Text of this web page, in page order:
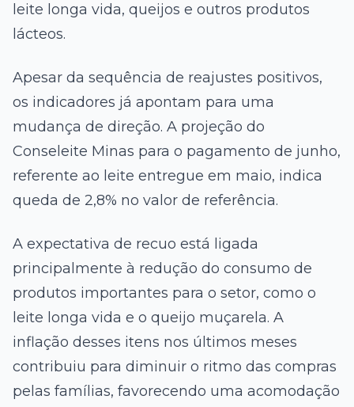
leite longa vida, queijos e outros produtos
lácteos.
Apesar da sequência de reajustes positivos,
os indicadores já apontam para uma
mudança de direção. A projeção do
Conseleite Minas para o pagamento de junho,
referente ao leite entregue em maio, indica
queda de 2,8% no valor de referência.
A expectativa de recuo está ligada
principalmente à redução do consumo de
produtos importantes para o setor, como o
leite longa vida e o queijo muçarela. A
inflação desses itens nos últimos meses
contribuiu para diminuir o ritmo das compras
pelas famílias, favorecendo uma acomodação